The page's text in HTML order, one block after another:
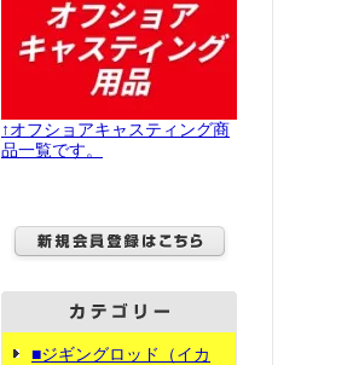
↑オフショアキャスティング商
品一覧です。
■ジギングロッド（イカ